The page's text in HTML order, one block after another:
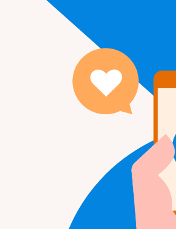
YouTubeチャンネル